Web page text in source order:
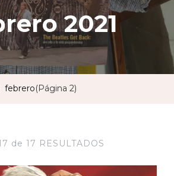
2021
febrero(Página 2)
de 17 RESULTADOS